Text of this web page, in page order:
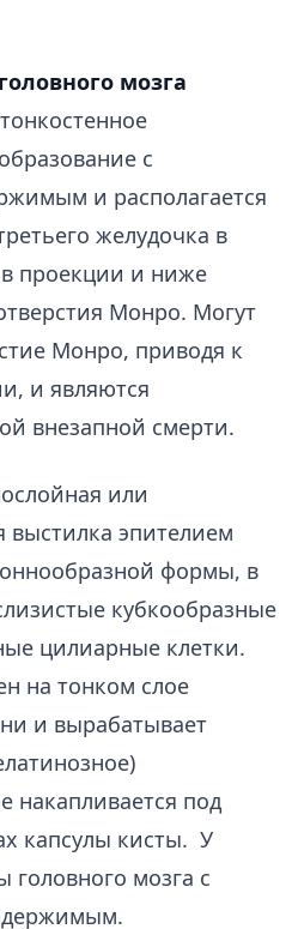
мозга
с
и располагается
желудочка в
проекции и ниже
Монро. Могут
Монро, приводя к
и являются
внезапной смерти.
или
выстилка эпителием
формы, в
кубкообразные
цилиарные клетки.
на тонком слое
и вырабатывает
накапливается под
капсулы кисты. У
головного мозга с